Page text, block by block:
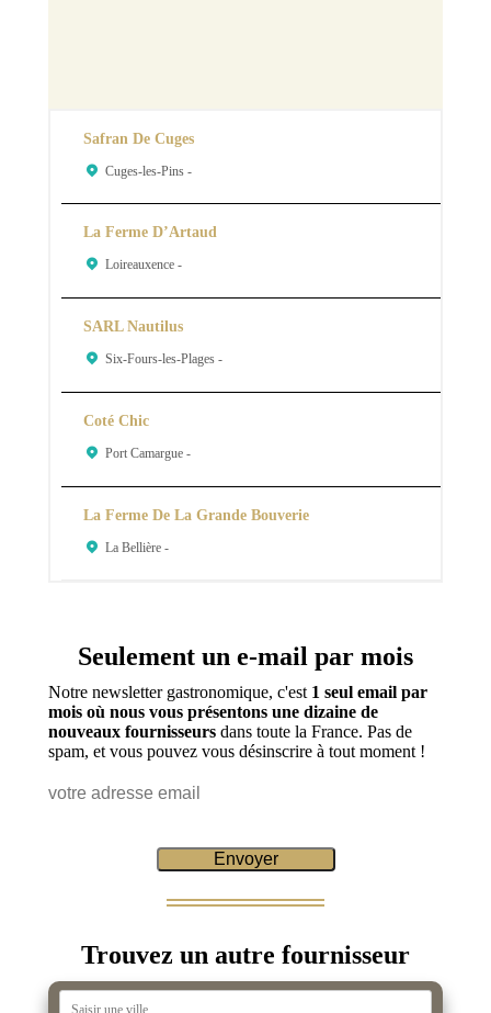
Safran De Cuges
Cuges-les-Pins -
La Ferme D’Artaud
Loireauxence -
SARL Nautilus
Six-Fours-les-Plages -
Coté Chic
Port Camargue -
La Ferme De La Grande Bouverie
La Bellière -
Seulement un e-mail par mois
Notre newsletter gastronomique, c'est 1 seul email par
mois où nous vous présentons une dizaine de
nouveaux fournisseurs dans toute la France. Pas de
spam, et vous pouvez vous désinscrire à tout moment !
Trouvez un autre fournisseur